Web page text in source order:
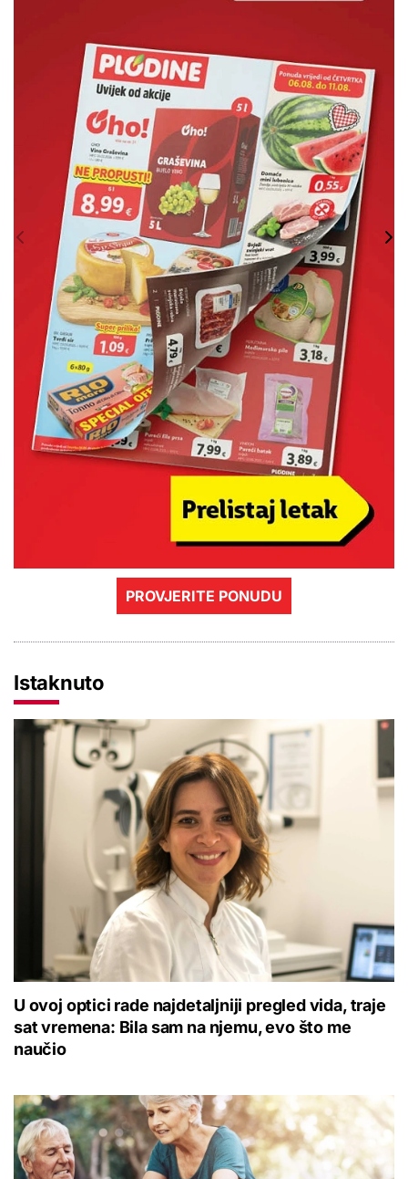
PROVJERITE PONUDU
Istaknuto
U ovoj optici rade najdetaljniji pregled vida, traje
sat vremena: Bila sam na njemu, evo što me
naučio